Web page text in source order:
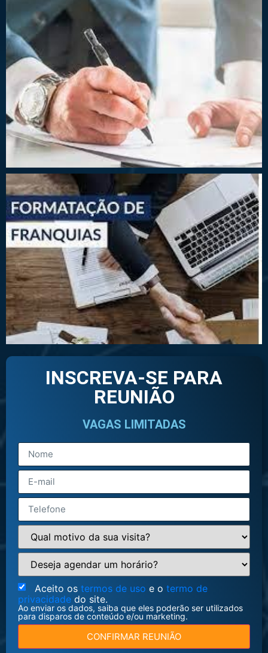
INSCREVA-SE PARA
REUNIÃO
VAGAS LIMITADAS
Aceito os termos de uso e o termo de
privacidade do site.
Ao enviar os dados, saiba que eles poderão ser utilizados
para disparos de conteúdo e/ou marketing.
CONFIRMAR REUNIÃO